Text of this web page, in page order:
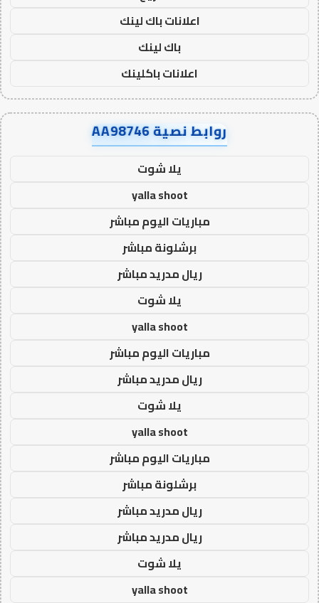
اعلانات باك لينك
باك لينك
اعلانات باكلينك
روابط نصية AA98746
يلا شوت
yalla shoot
مباريات اليوم مباشر
برشلونة مباشر
ريال مدريد مباشر
يلا شوت
yalla shoot
مباريات اليوم مباشر
ريال مدريد مباشر
يلا شوت
yalla shoot
مباريات اليوم مباشر
برشلونة مباشر
ريال مدريد مباشر
ريال مدريد مباشر
يلا شوت
yalla shoot